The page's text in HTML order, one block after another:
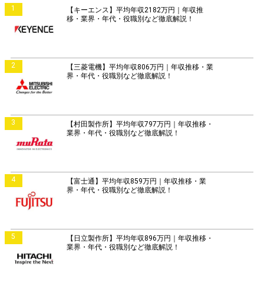
1
【キーエンス】平均年収2182万円｜年収推
移・業界・年代・役職別など徹底解説！
2
【三菱電機】平均年収806万円｜年収推移・業
界・年代・役職別など徹底解説！
3
【村田製作所】平均年収797万円｜年収推移・
業界・年代・役職別など徹底解説！
4
【富士通】平均年収859万円｜年収推移・業
界・年代・役職別など徹底解説！
5
【日立製作所】平均年収896万円｜年収推移・
業界・年代・役職別など徹底解説！